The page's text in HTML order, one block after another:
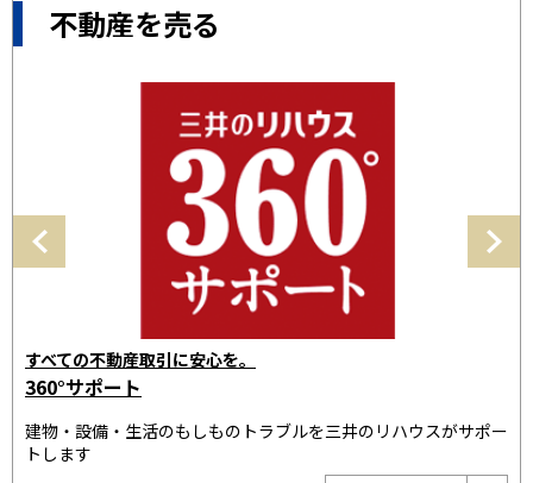
不動産を売る
三井のリハウスで
売却の相談をする
「35年連続全国売買仲介取り扱いNo.1」の実績。お客様に最適
なプランをご提案いたします